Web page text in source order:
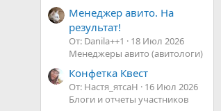
Менеджер авито. На
результат!
От: Danila++1
18 Июл 2026
Менеджеры авито (авитологи)
Конфетка Квест
От: Настя_ятсаН
16 Июл 2026
Блоги и отчеты участников